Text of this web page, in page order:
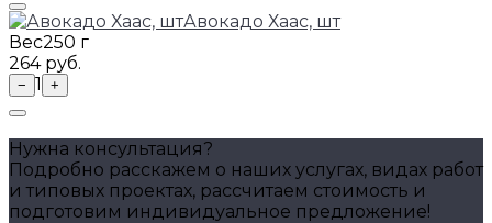
Авокадо Хаас, шт
Вес250 г
264 руб.
− 1 +
Нужна консультация?
Подробно расскажем о наших услугах, видах работ
и типовых проектах, рассчитаем стоимость и
подготовим индивидуальное предложение!